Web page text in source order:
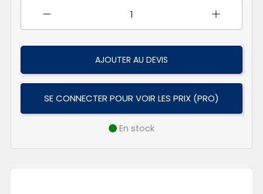
AJOUTER AU DEVIS
SE CONNECTER POUR VOIR LES PRIX (PRO)
En stock